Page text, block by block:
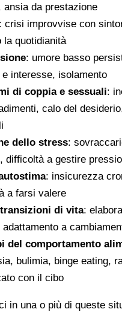
ansia da prestazione
: crisi improvvise con
la quotidianità
: umore basso
e interesse, isolamento
di coppia e sessuali:
calo del
dello stress:
difficoltà a gestire
: insicurezza
a farsi valere
di vita:
adattamento a
del comportamento
bulimia, binge eating,
con il cibo
in una o più di queste